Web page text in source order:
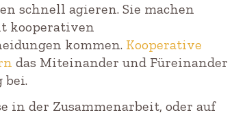
schnell agieren. Sie machen
kooperativen
kommen. Kooperative
das Miteinander und Füreinander
bei.
in der Zusammenarbeit, oder auf